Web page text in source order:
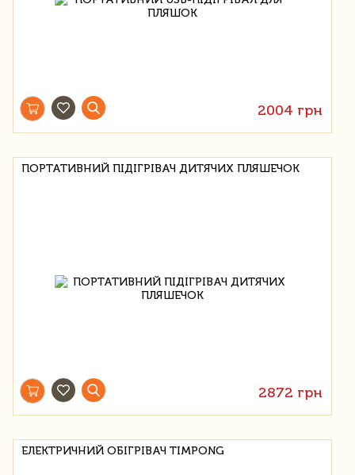
2004 грн
ПОРТАТИВНИЙ ПІДІГРІВАЧ ДИТЯЧИХ ПЛЯШЕЧОК
2872 грн
ЕЛЕКТРИЧНИЙ ОБІГРІВАЧ TIMPONG